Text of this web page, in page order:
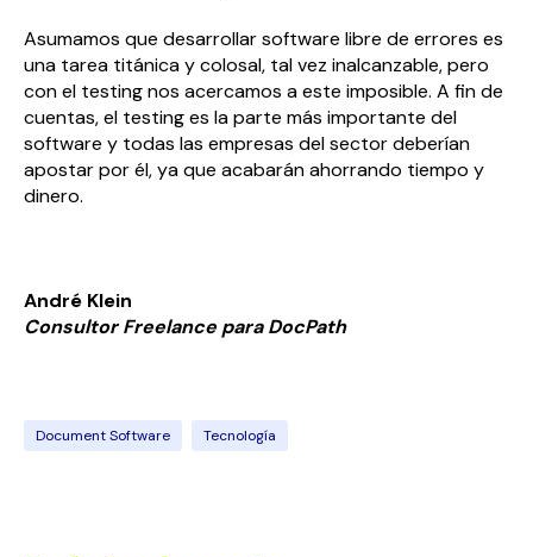
Asumamos que desarrollar software libre de errores es
una tarea titánica y colosal, tal vez inalcanzable, pero
con el testing nos acercamos a este imposible. A fin de
cuentas, el testing es la parte más importante del
software y todas las empresas del sector deberían
apostar por él, ya que acabarán ahorrando tiempo y
dinero.
André Klein
Consultor Freelance paraDocPath
Document Software Tecnología